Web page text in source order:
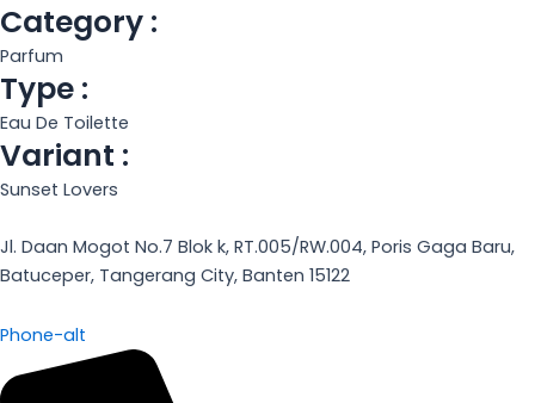
Category :
Parfum
Type :
Eau De Toilette
Variant :
Sunset Lovers
Jl. Daan Mogot No.7 Blok k, RT.005/RW.004, Poris Gaga Baru,
Batuceper, Tangerang City, Banten 15122
Phone-alt